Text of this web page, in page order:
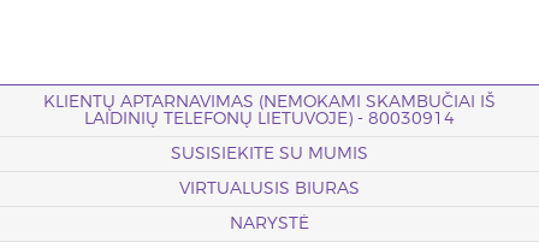
KLIENTŲ APTARNAVIMAS (NEMOKAMI SKAMBUČIAI IŠ
LAIDINIŲ TELEFONŲ LIETUVOJE) - 80030914
SUSISIEKITE SU MUMIS
VIRTUALUSIS BIURAS
NARYSTĖ